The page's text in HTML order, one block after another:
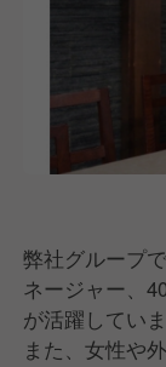
弊社グループ
ネージャー、
が活躍してい
また、女性や